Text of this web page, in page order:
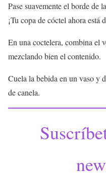
Pase suavemente el borde de
¡Tu copa de cóctel ahora está
En una coctelera, combina el
mezclando bien el contenido.
Cuela la bebida en un vaso y
de canela.